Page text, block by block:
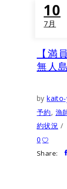
10
7月
【満
無人
by
予約, 漁
約状況
0
Share: